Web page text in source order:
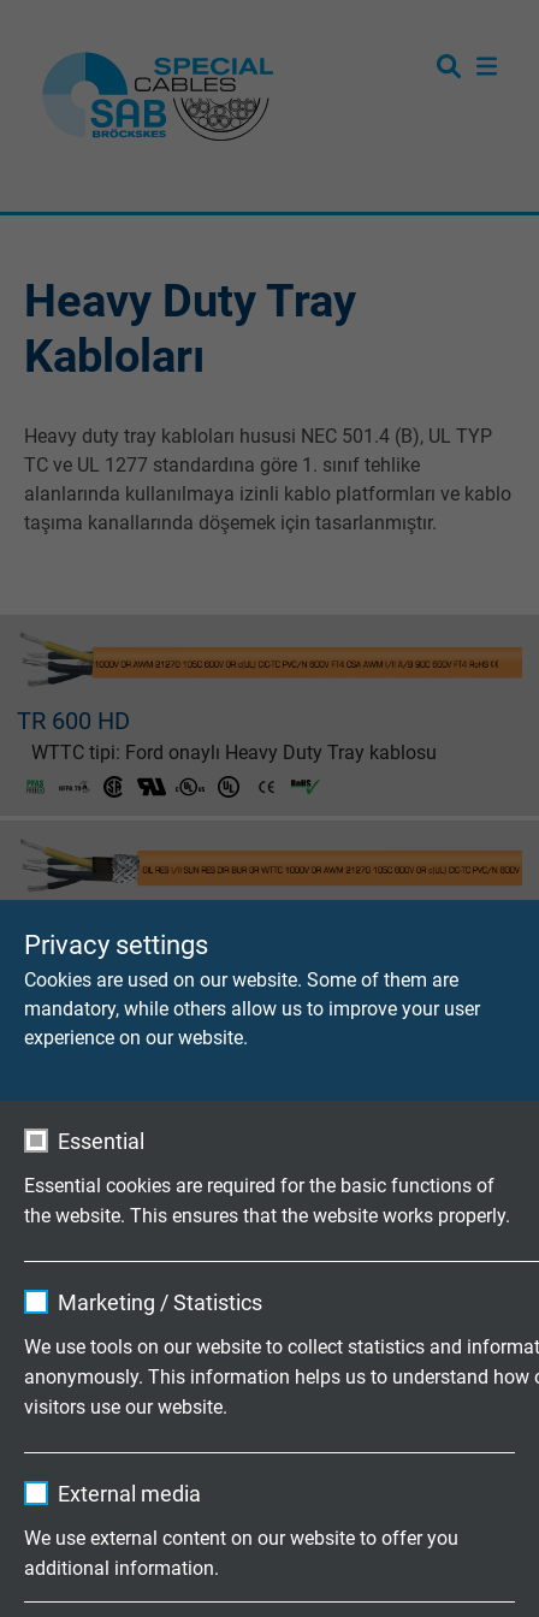
Privacy settings
Cookies are used on our website. Some of them are
mandatory, while others allow us to improve your user
experience on our website.
Essential
Essential cookies are required for the basic functions of
the website. This ensures that the website works properly.
Expire 1 year
Purpose
Marketing / Statistics
We use tools on our website to collect statistics and
anonymously. This information helps us to understand how
visitors use our website.
Expire 2 years
External media
We use external content on our website to offer you
additional information.
Heavy Duty Tray
Kabloları
Heavy duty tray kabloları hususi NEC 501.4 (B), UL TYP
TC ve UL 1277 standardına göre 1. sınıf tehlike
alanlarında kullanılmaya izinli kablo platformları ve kablo
taşıma kanallarında döşemek için tasarlanmıştır.
TR 600 HD
WTTC tipi: Ford onaylı Heavy Duty Tray kablosu
WTTC tipi: Ford onaylı Heavy Duty Tray kablosu, ekranlı
Ürünler hakkinda sorular?
Son derece esnek kablolar tam
olarak isteklerinize göre
1974 senesinden bu yana Insaatiruz için
aile şirketi olarak üretim deyiz
Tarafsiz bir istek gönderebilirsiniz
+49 (0)2162 898-0
Mo.-Do. 7:30–16:30 Uhr